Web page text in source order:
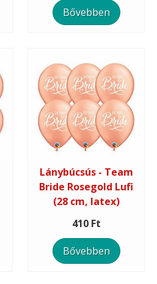
Bővebben
Lánybúcsús - Team
Bride Rosegold Lufi
(28 cm, latex)
410 Ft
Bővebben